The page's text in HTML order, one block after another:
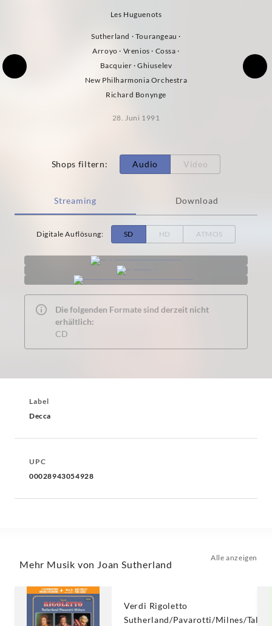
Les Huguenots
Sutherland · Tourangeau ·
Arroyo · Vrenios · Cossa ·
Bacquier · Ghiuselev
New Philharmonia Orchestra
Richard Bonynge
28. Juni 1991
Shops filtern: Audio Video
Streaming Download
Digitale Auflösung: SD HD ATMOS
Die folgenden Formate sind derzeit nicht
erhältlich:
CD
Label
Decca
UPC
00028943054928
Mehr Musik von Joan Sutherland
Alle anzeigen
Verdi Rigoletto
Sutherland/Pavarotti/Milnes/